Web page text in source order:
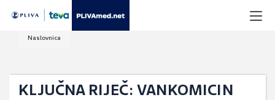
Naslovnica
KLJUČNA RIJEČ: VANKOMICIN